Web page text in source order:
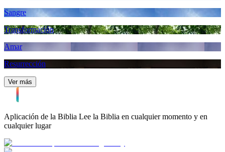
Sangre
Transformación
Amar
Resurrección
Ver más
Aplicación de la Biblia Lee la Biblia en cualquier momento y en
cualquier lugar